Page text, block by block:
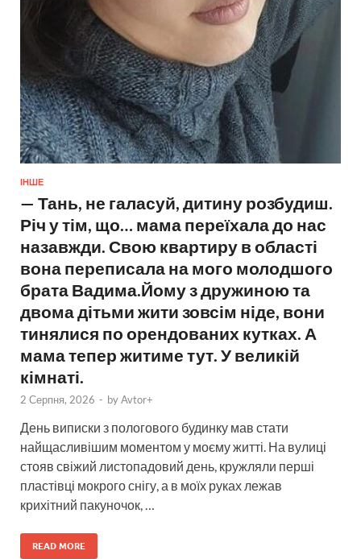
ІНШЕ
— Тань, не галасуй, дитину розбудиш.
Річ у тім, що… мама переїхала до нас
назавжди. Свою квартиру в області
вона переписала на мого молодшого
брата Вадима.Йому з дружиною та
двома дітьми жити зовсім ніде, вони
тинялися по орендованих кутках. А
мама тепер житиме тут. У великій
кімнаті.
2 Серпня, 2026 - byAvtor+
День виписки з пологового будинку мав стати
найщасливішим моментом у моєму житті. На вулиці
стояв свіжий листопадовий день, кружляли перші
пластівці мокрого снігу, а в моїх руках лежав
крихітний пакуночок, …
READ MORE